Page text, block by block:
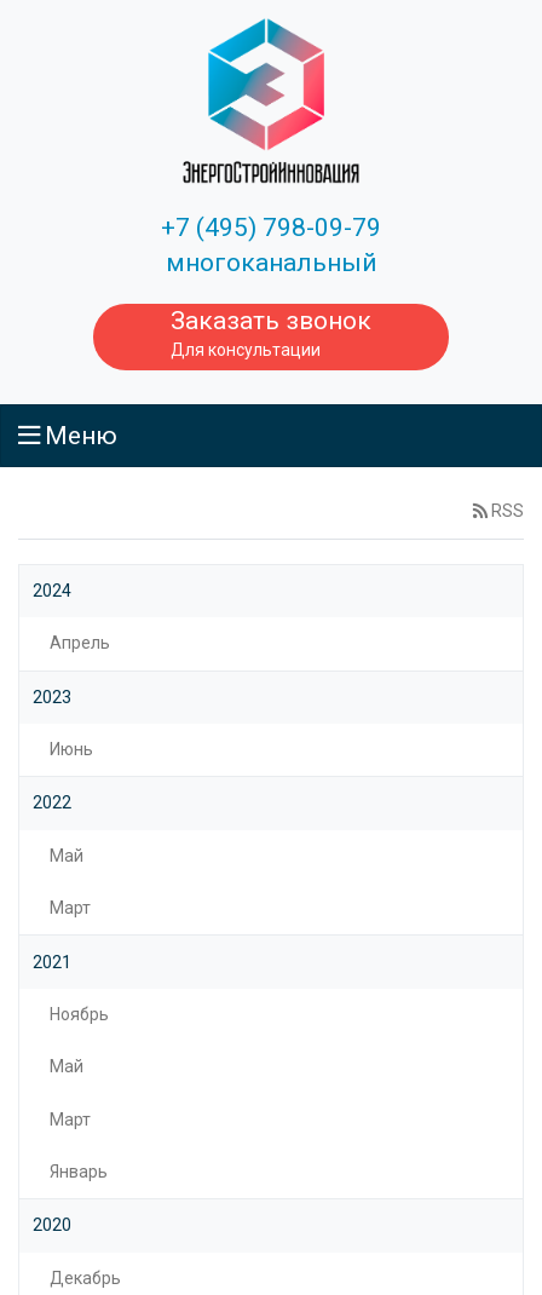
+7 (495) 798-09-79
многоканальный
Заказать звонок
Для консультации
Меню
RSS
2024
Апрель
2023
Июнь
2022
Май
Март
2021
Ноябрь
Май
Март
Январь
2020
Декабрь